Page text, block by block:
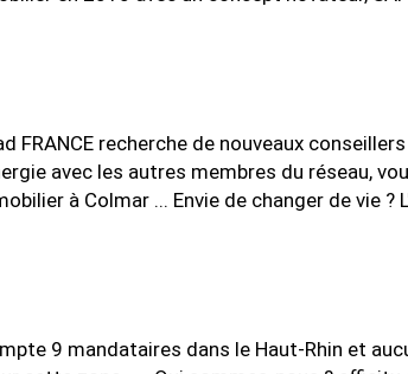
recherche de nouveaux
avec les autres membres du réseau,
à Colmar ... Envie de changer de vie ?
9 mandataires dans le Haut-Rhin et